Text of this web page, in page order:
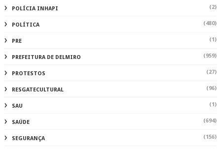
POLÍCIA INHAPI (2)
POLÍTICA (480)
PRE (1)
PREFEITURA DE DELMIRO (959)
PROTESTOS (27)
RESGATECULTURAL (96)
SAU (1)
SAÚDE (694)
SEGURANÇA (156)